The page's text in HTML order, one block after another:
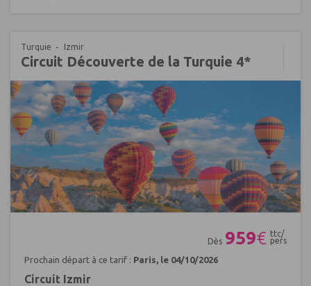
Turquie Izmir
Circuit Découverte de la Turquie 4*
Dès 959€ ttc/
pers
Prochain départ à ce tarif : Paris, le 04/10/2026
Circuit Izmir